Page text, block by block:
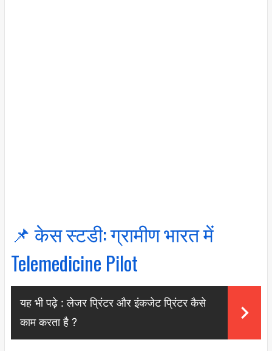
📌 केस स्टडी: ग्रामीण भारत में
Telemedicine Pilot
यह भी पढ़े : लेजर प्रिंटर और इंकजेट प्रिंटर कैसे
काम करता है ?